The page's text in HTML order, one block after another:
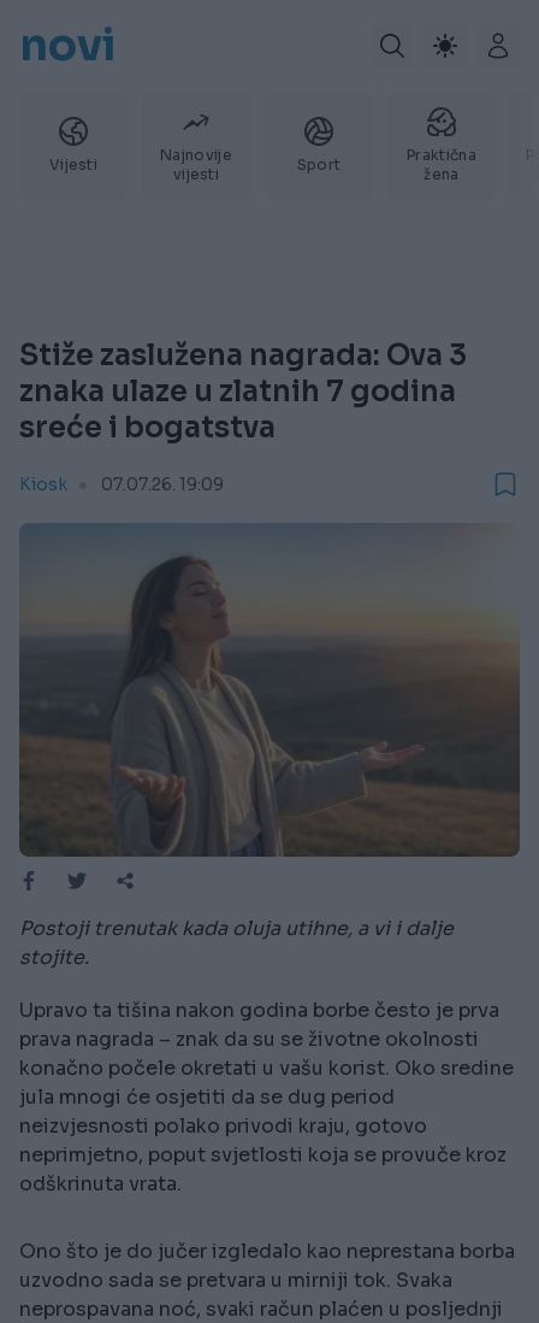
novi
Vijesti
Najnovije
vijesti
Sport
Praktična
žena
Stiže zaslužena nagrada: Ova 3
znaka ulaze u zlatnih 7 godina
sreće i bogatstva
Kiosk 07.07.26. 19:09
Postoji trenutak kada oluja utihne, a vi i dalje
stojite.
Upravo ta tišina nakon godina borbe često je prva
prava nagrada – znak da su se životne okolnosti
konačno počele okretati u vašu korist. Oko sredine
jula mnogi će osjetiti da se dug period
neizvjesnosti polako privodi kraju, gotovo
neprimjetno, poput svjetlosti koja se provuče kroz
odškrinuta vrata.
Ono što je do jučer izgledalo kao neprestana borba
uzvodno sada se pretvara u mirniji tok. Svaka
neprospavana noć, svaki račun plaćen u posljednji